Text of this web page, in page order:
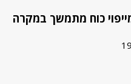
כוח מתמשך במקרה